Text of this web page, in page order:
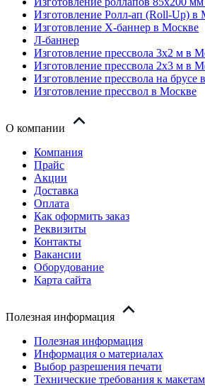
Изготовление Ролл-ап (Roll-Up) в
Изготовление X-баннер в Москве
Л-баннер
Изготовление прессвола 3x2 м в
Изготовление прессвола 2x3 м в
Изготовление прессвола на брусе
Изготовление прессвол в Москве
О компании
Компания
Прайс
Акции
Доставка
Оплата
Как оформить заказ
Реквизиты
Контакты
Вакансии
Оборудование
Карта сайта
Полезная информация
Полезная информация
Информация о материалах
Выбор разрешения печати
Технические требования к макетам